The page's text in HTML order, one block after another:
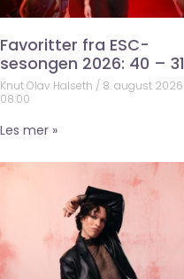
Favoritter fra ESC-
sesongen 2026: 40 – 31
Knut Olav Halseth
8. august 2026
08:00
Les mer »